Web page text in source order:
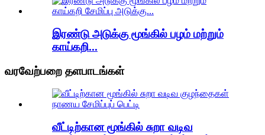
இரண்டு அடுக்கு மூங்கில் பழம் மற்றும்
காய்கறி...
வரவேற்பறை தளபாடங்கள்
வீட்டிற்கான மூங்கில் சுறா வடிவ